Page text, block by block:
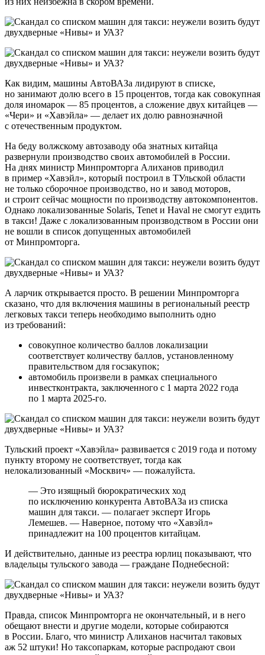
Как видим, машины АвтоВАЗа лидируют в списке,
но занимают долю всего в 15 процентов, тогда как совокупная
доля иномарок — 85 процентов, а сложение двух китайцев —
«Чери» и «Хавэйла» — делает их долю равнозначной
с отечественным продуктом.
На беду волжскому автозаводу оба знатных китайца
развернули производство своих автомобилей в России.
На днях министр Минпромторга Алиханов приводил
в пример «Хавэйл», который построил в ТУльской области
не только сборочное производство, но и завод моторов,
и строит сейчас мощности по производству автокомпонентов.
Однако локализованные Solaris, Tenet и Haval не смогут ездить
в такси! Даже с локализованным производством в России они
не вошли в список допущенных автомобилей
от Минпромторга.
А ларчик открывается просто. В решении Минпромторга
сказано, что для включения машины в региональный реестр
легковых такси теперь необходимо выполнить одно
из требований:
совокупное количество баллов локализации
соответствует количеству баллов, установленному
правительством для госзакупок;
автомобиль произвели в рамках специального
инвестконтракта, заключенного с 1 марта 2022 года
по 1 марта 2025-го.
Тульский проект «Хавэйла» развивается с 2019 года и потому
пункту второму не соответствует, тогда как
нелокализованный «Москвич» — пожалуйста.
— Это изящный бюрократических ход
по исключению конкурента АвтоВАЗа из списка
машин для такси. — полагает эксперт Игорь
Лемешев. — Наверное, потому что «Хавэйл»
принадлежит на 100 процентов китайцам.
И действительно, данные из реестра юрлиц показывают, что
владельцы тульского завода — граждане Поднебесной:
Правда, список Минпромторга не окончательный, и в него
обещают внести и другие модели, которые собираются
в России. Благо, что министр Алиханов насчитал таковых
аж 52 штуки! Но таксопаркам, которые распродают свои